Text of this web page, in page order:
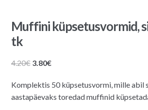
Muffini küpsetusvormid,
tk
4.20€ Algne
oli:
4.20€.
3.80€Praegune
on:
3.80€.
Komplektis 50 küpsetusvormi, mille abil
aastapäevaks toredad muffinid